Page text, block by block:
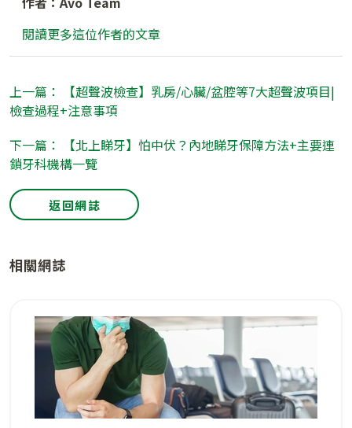
閱讀更多這位作者的文章
上一篇： 【超聲波檢查】乳房/心臟/盆腔等7大超聲波項目|
檢查過程+注意事項
下一篇： 【北上睇牙】怕中伏？內地睇牙保障方法+主要連
鎖牙科機構一覽
返回網誌
相關網誌